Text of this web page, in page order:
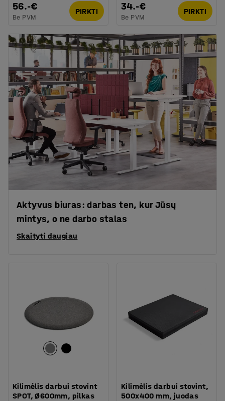
56.-€
Be PVM
PIRKTI 34.-€
Be PVM
PIRKTI
Aktyvus biuras: darbas ten, kur Jūsų
mintys, o ne darbo stalas
Skaityti daugiau
Kilimėlis darbui stovint
SPOT, Ø600mm, pilkas
Kilimėlis darbui stovint,
500x400 mm, juodas